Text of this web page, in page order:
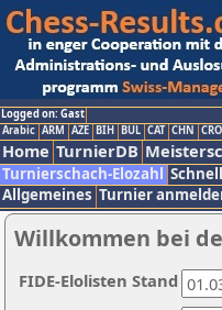
Logged on: Gast
Arabic ARM AZE BIH BUL CAT CHN CRO
Home TurnierDB
Turnierschach-Elozahl
Allgemeines Turnier
Willkommen bei
FIDE-Elolisten Stand